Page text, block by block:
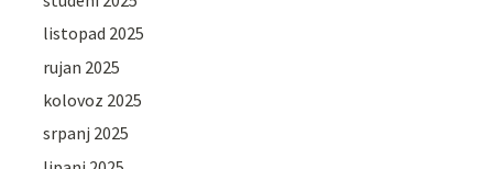
listopad 2025
rujan 2025
kolovoz 2025
srpanj 2025